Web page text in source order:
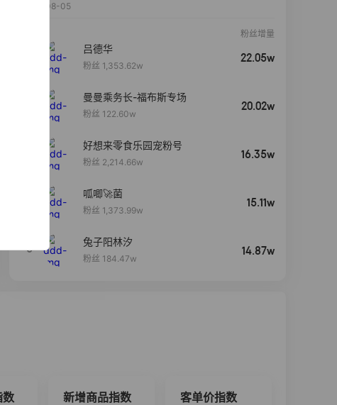
2026-08-05
粉丝增量
吕德华
粉丝 1,353.62w
22.05w
曼曼乘务长-福布斯专场
粉丝 122.60w
20.02w
好想来零食乐园宠粉号
粉丝 2,214.66w
16.35w
呱唧🚀菌
粉丝 1,373.99w
15.11w
5
兔子阳林汐
粉丝 184.47w
14.87w
数 新增商品指数 客单价指数